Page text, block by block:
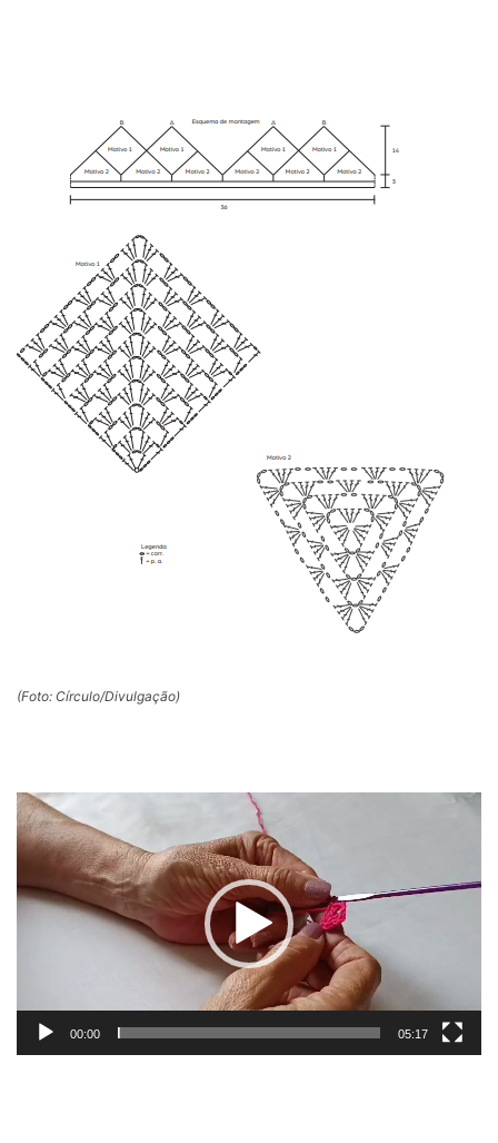
(Foto: Círculo/Divulgação)
Tocador
de
vídeo
00:00 05:17